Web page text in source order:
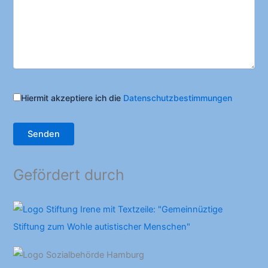
Hiermit akzeptiere ich die Datenschutzbestimmungen
Gefördert durch